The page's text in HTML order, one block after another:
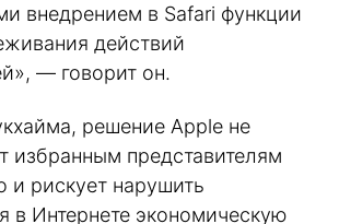
внедрением в Safari функции
действий
— говорит он.
решение Apple не
избранным представителям
и рискует нарушить
Интернете экономическую